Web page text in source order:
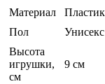
Материал
Пластик
Пол
Унисекс
Высота
игрушки,
см
9 см